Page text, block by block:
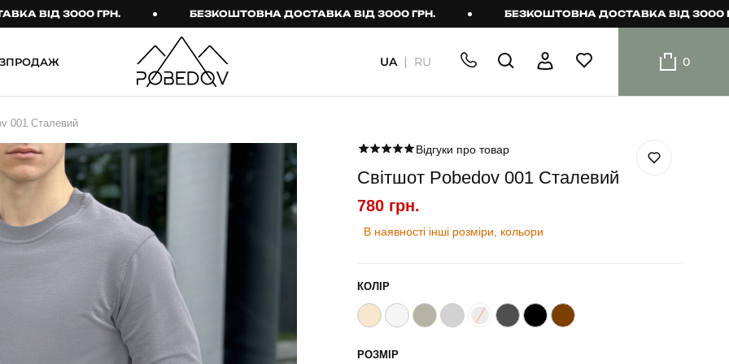
3000 ГРН. БЕЗКОШТОВНА ДОСТАВКА ВІД 3000 ГРН. БЕЗКОШТОВНА ДОСТАВКА ВІД 3000 ГРН.
Брюки
Джогери
Карго
Спортивні штани
Лосини
КОМПЛЕКТИ
Куртка й штани
Тактичний жіночий
Тактичний чоловічий
ТЕРМО-КОМПЛЕКТИ
ФУТБОЛКИ І СОРОЧКИ
шорти
Шорти
UA RU 0
001 Сталевий
Відгуки про товар
Світшот Pobedov 001 Сталевий
780 грн.
В наявності інші розміри, кольори
КОЛІР
РОЗМІР